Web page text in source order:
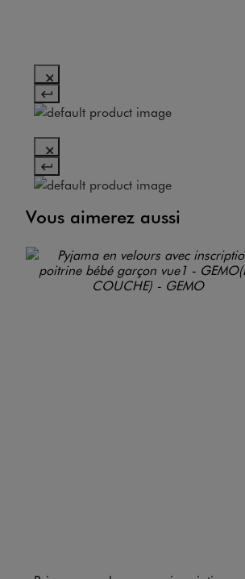
Vous aimerez aussi